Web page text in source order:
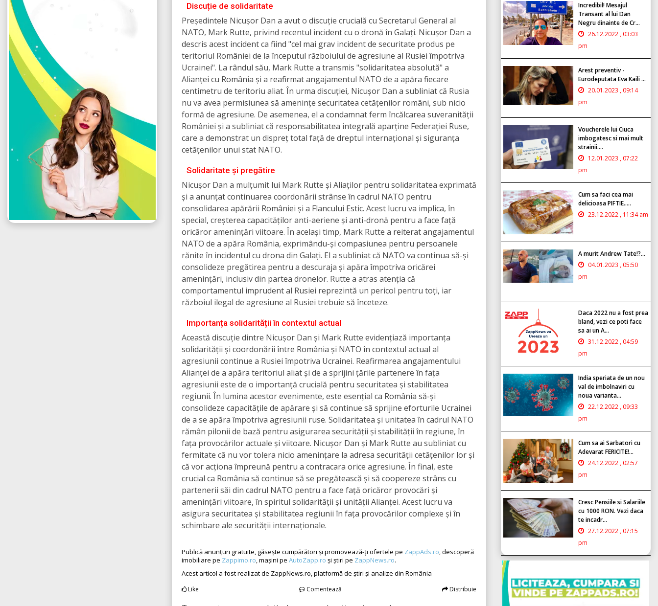
Discuție de solidaritate
Președintele Nicușor Dan a avut o discuție crucială cu Secretarul General al
NATO, Mark Rutte, privind recentul incident cu o dronă în Galați. Nicușor Dan a
descris acest incident ca fiind "cel mai grav incident de securitate produs pe
teritoriul României de la începutul războiului de agresiune al Rusiei împotriva
Ucrainei". La rândul său, Mark Rutte a transmis "solidaritatea absolută" a
Alianței cu România și a reafirmat angajamentul NATO de a apăra fiecare
centimetru de teritoriu aliat. În urma discuției, Nicușor Dan a subliniat că Rusia
nu va avea permisiunea să amenințe securitatea cetățenilor români, sub nicio
formă de agresiune. De asemenea, el a condamnat ferm încălcarea suveranității
României și a subliniat că responsabilitatea integrală aparține Federației Ruse,
care a demonstrat un dispreț total față de dreptul internațional și siguranța
cetățenilor unui stat NATO.
Solidaritate și pregătire
Nicușor Dan a mulțumit lui Mark Rutte și Aliaților pentru solidaritatea exprimată
și a anunțat continuarea coordonării strânse în cadrul NATO pentru
consolidarea apărării României și a Flancului Estic. Acest lucru va implica, în
special, creșterea capacităților anti-aeriene și anti-dronă pentru a face față
oricăror amenințări viitoare. În același timp, Mark Rutte a reiterat angajamentul
NATO de a apăra România, exprimându-și compasiunea pentru persoanele
rănite în incidentul cu drona din Galați. El a subliniat că NATO va continua să-și
consolideze pregătirea pentru a descuraja și apăra împotriva oricărei
amenințări, inclusiv din partea dronelor. Rutte a atras atenția că
comportamentul imprudent al Rusiei reprezintă un pericol pentru toți, iar
războiul ilegal de agresiune al Rusiei trebuie să înceteze.
Importanța solidarității în contextul actual
Această discuție dintre Nicușor Dan și Mark Rutte evidențiază importanța
solidarității și coordonării între România și NATO în contextul actual al
agresiunii continue a Rusiei împotriva Ucrainei. Reafirmarea angajamentului
Alianței de a apăra teritoriul aliat și de a sprijini țările partenere în fața
agresiunii este de o importanță crucială pentru securitatea și stabilitatea
regiunii. În lumina acestor evenimente, este esențial ca România să-și
consolideze capacitățile de apărare și să continue să sprijine eforturile Ucrainei
de a se apăra împotriva agresiunii ruse. Solidaritatea și unitatea în cadrul NATO
rămân pilonii de bază pentru asigurarea securității și stabilității în regiune, în
fața provocărilor actuale și viitoare. Nicușor Dan și Mark Rutte au subliniat cu
fermitate că nu vor tolera nicio amenințare la adresa securității cetățenilor lor și
că vor acționa împreună pentru a contracara orice agresiune. În final, este
crucial ca România să continue să se pregătească și să coopereze strâns cu
partenerii săi din cadrul NATO pentru a face față oricăror provocări și
amenințări viitoare, în spiritul solidarității și unității Alianței. Acest lucru va
asigura securitatea și stabilitatea regiunii în fața provocărilor complexe și în
schimbare ale securității internaționale.
Publică anunțuri gratuite, găsește cumpărători și promovează-ți ofertele pe ZappAds.ro , descoperă
imobiliare pe Zappimo.ro , mașini pe AutoZapp.ro și știri pe ZappNews.ro.
Acest articol a fost realizat de ZappNews.ro, platformă de știri și analize din România
Like Comentează Distribuie
Incredibil! Mesajul
Transant al lui Dan
Negru dinainte de Cr...
26.12.2022 , 03:03
pm
Arest preventiv -
Eurodeputata Eva Kaili ...
20.01.2023 , 09:14
pm
Voucherele lui Ciuca
imbogatesc si mai mult
strainii....
12.01.2023 , 07:22
pm
Cum sa faci cea mai
delicioasa PIFTIE.....
23.12.2022 , 11:34 am
A murit Andrew Tate!?...
04.01.2023 , 05:50
pm
Daca 2022 nu a fost prea
bland, vezi ce poti face
sa ai un A...
31.12.2022 , 04:59
pm
India speriata de un nou
val de imbolnaviri cu
noua varianta...
22.12.2022 , 09:33
pm
Cum sa ai Sarbatori cu
Adevarat FERICITE!...
24.12.2022 , 02:57
pm
Cresc Pensiile si Salariile
cu 1000 RON. Vezi daca
te incadr...
27.12.2022 , 07:15
pm